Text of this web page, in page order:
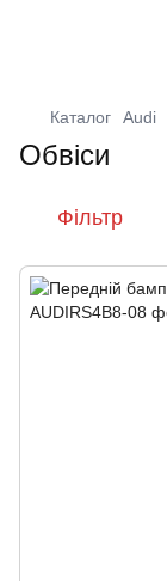
Каталог Audi
Обвіси
Фільтр